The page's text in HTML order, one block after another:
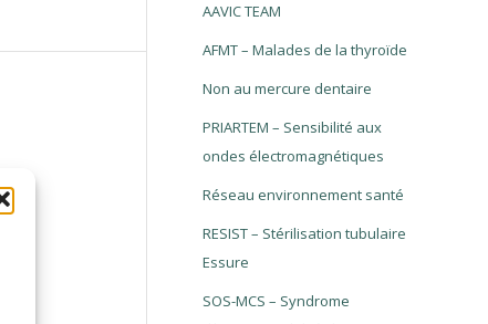
AAVIC TEAM
AFMT – Malades de la thyroïde
Non au mercure dentaire
PRIARTEM – Sensibilité aux
ondes électromagnétiques
Réseau environnement santé
RESIST – Stérilisation tubulaire
Essure
SOS-MCS – Syndrome